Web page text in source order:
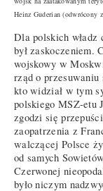
Heinz Guderian (odwrócony
Dla polskich władz
był zaskoczeniem.
wojskowy w
rząd o przesuwaniu
kto widział w tym
polskiego MSZ-etu
zgodzi się
zaopatrzenia z
walczącej Polsce
od samych
Czerwonej
było niczym